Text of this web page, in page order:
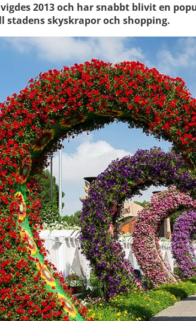
2013 och har snabbt blivit en
skyskrapor och shopping.